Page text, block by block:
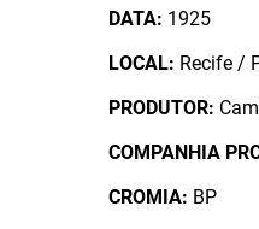
DATA: 1925
LOCAL: Recife /
PRODUTOR:
COMPANHIA
CROMIA: BP